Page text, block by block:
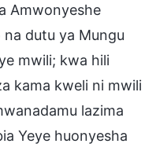
Amwonyeshe
dutu ya Mungu
mwili; kwa hili
kama kweli ni mwili
lazima
Yeye huonyesha